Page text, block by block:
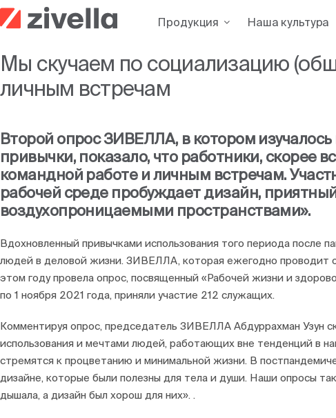
Skip
to
Продукция Наша культура
Мы скучаем по социализацию
личным встречам
Второй опрос ЗИВЕЛЛА, в котором
привычки, показало, что работники, скорее
командной работе и личным встречам.
рабочей среде пробуждает дизайн,
воздухопроницаемыми пространствами».
Вдохновленный привычками использования того периода
людей в деловой жизни. ЗИВЕЛЛА, которая ежегодно проводит
этом году провела опрос, посвященный «Рабочей жизни и
по 1 ноября 2021 года, приняли участие 212 служащих.
Комментируя опрос, председатель ЗИВЕЛЛА Абдуррахман Узун
использования и мечтами людей, работающих вне тенденций в
стремятся к процветанию и минимальной жизни. В
дизайне, которые были полезны для тела и души. Наши опросы
дышала, а дизайн был хорош для них». .